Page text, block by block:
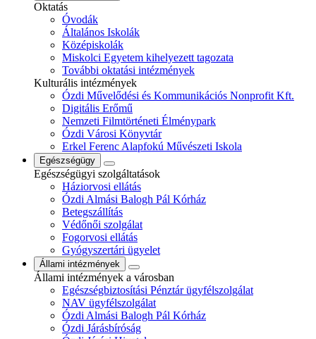
Oktatás
Óvodák
Általános Iskolák
Középiskolák
Miskolci Egyetem kihelyezett tagozata
További oktatási intézmények
Kulturális intézmények
Ózdi Művelődési és Kommunikációs Nonprofit Kft.
Digitális Erőmű
Nemzeti Filmtörténeti Élménypark
Ózdi Városi Könyvtár
Erkel Ferenc Alapfokú Művészeti Iskola
Egészségügy
Egészségügyi szolgáltatások
Háziorvosi ellátás
Ózdi Almási Balogh Pál Kórház
Betegszállítás
Védőnői szolgálat
Fogorvosi ellátás
Gyógyszertári ügyelet
Állami intézmények
Állami intézmények a városban
Egészségbiztosítási Pénztár ügyfélszolgálat
NAV ügyfélszolgálat
Ózdi Almási Balogh Pál Kórház
Ózdi Járásbíróság